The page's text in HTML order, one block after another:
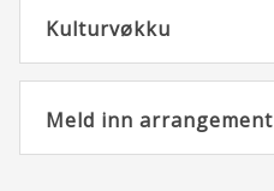
Kulturvøkku
Meld inn arrangement